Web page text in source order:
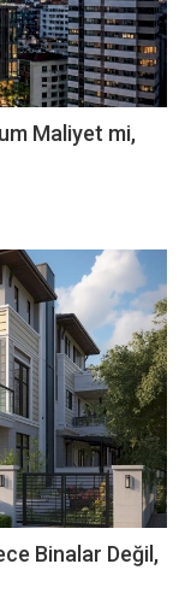
Maliyet mi,
Binalar Değil,